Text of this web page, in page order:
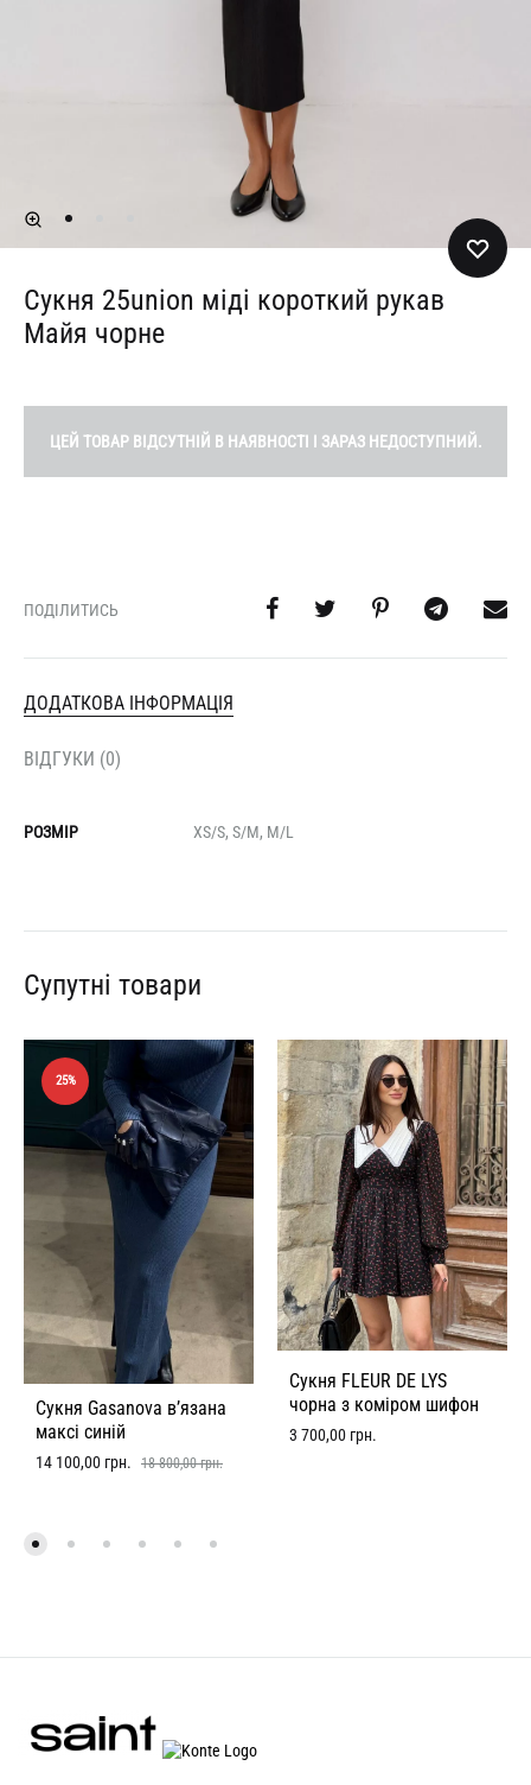
Сукня 25union міді короткий рукав
Майя чорне
ЦЕЙ ТОВАР ВІДСУТНІЙ В НАЯВНОСТІ І ЗАРАЗ НЕДОСТУПНИЙ.
ПОДІЛИТИСЬ
ДОДАТКОВА ІНФОРМАЦІЯ
ВІДГУКИ (0)
РОЗМІР XS/S, S/M, M/L
Супутні товари
25%
Сукня Gasanova в’язана
максі синій
14 100,00 грн. 18 800,00грн.
Сукня FLEUR DE LYS
чорна з коміром шифон
3 700,00 грн.